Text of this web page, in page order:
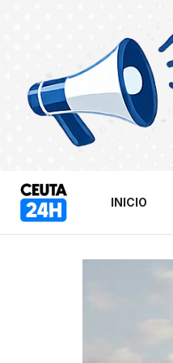
INICIO